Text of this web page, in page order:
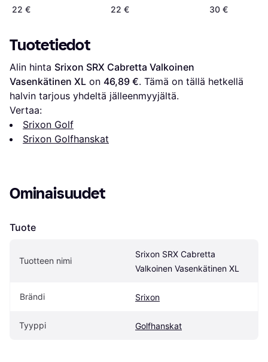
22 €
22 €
30 €
Tuotetiedot
Alin hinta Srixon SRX Cabretta Valkoinen
Vasenkätinen XL on 46,89 €. Tämä on tällä hetkellä
halvin tarjous yhdeltä jälleenmyyjältä.
Vertaa:
Srixon Golf
Srixon Golfhanskat
Ominaisuudet
Tuote
Tuotteen nimi
Srixon SRX Cabretta
Valkoinen Vasenkätinen XL
Brändi Srixon
Tyyppi Golfhanskat